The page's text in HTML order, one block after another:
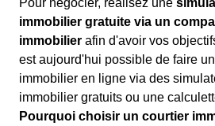
Pour négocier, réalisez une
immobilier gratuite via un
immobilier afin d'avoir vos
est aujourd'hui possible de faire
immobilier en ligne via des
immobilier gratuits ou une
Pourquoi choisir un courtier